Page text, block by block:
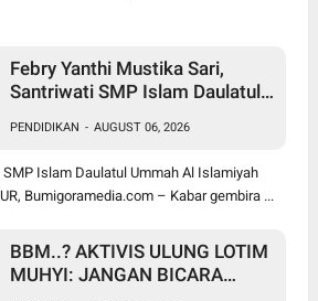
Febry Yanthi Mustika Sari,
Santriwati SMP Islam Daulatul
Lolos Jambore Nasional di
Cibubur
PENDIDIKAN - AUGUST 06, 2026
Islam Daulatul Ummah Al Islamiyah
Bumigoramedia.com – Kabar gembira ...
BBM..? AKTIVIS ULUNG LOTIM
MUHYI: JANGAN BICARA